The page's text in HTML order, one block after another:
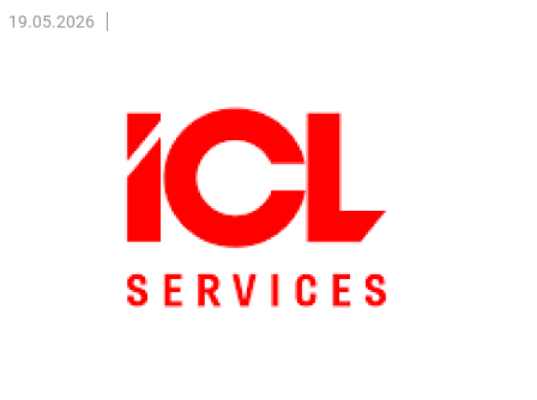
Торговые сети
Регулирование
Безопасность
19.05.2026